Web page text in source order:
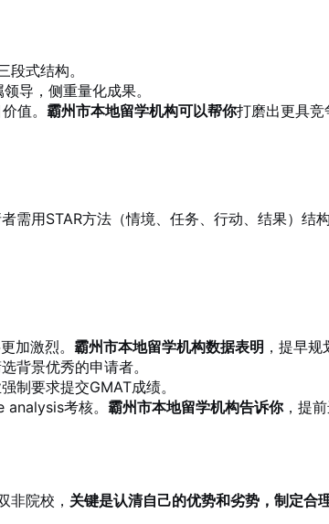
式结构。
导，侧重量化成果。
值。 霸州市本地留学机构可以帮你打磨出更具竞
需用STAR方法（情境、任务、行动、结果）结构
加激烈。 霸州市本地留学机构数据表明 ，提早
背景优秀的申请者。
制要求提交GMAT成绩。
考核。 霸州市本地留学机构告诉你，提
非院校， 关键是认清自己的优势和劣势，制定合